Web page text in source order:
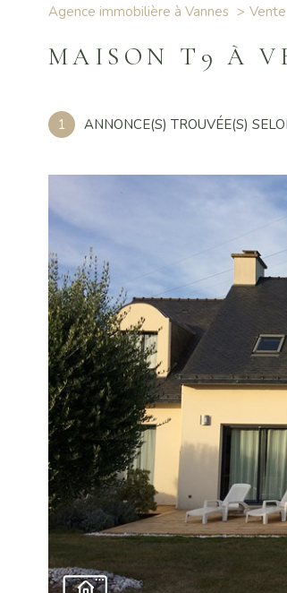
Agence immobilière à Vannes Vente
MAISON T9 À
1 ANNONCE(S) TROUVÉE(S)